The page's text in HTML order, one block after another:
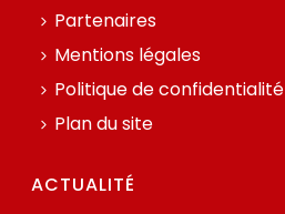
Partenaires
Mentions légales
Politique de confidentialité
Plan du site
ACTUALITÉ